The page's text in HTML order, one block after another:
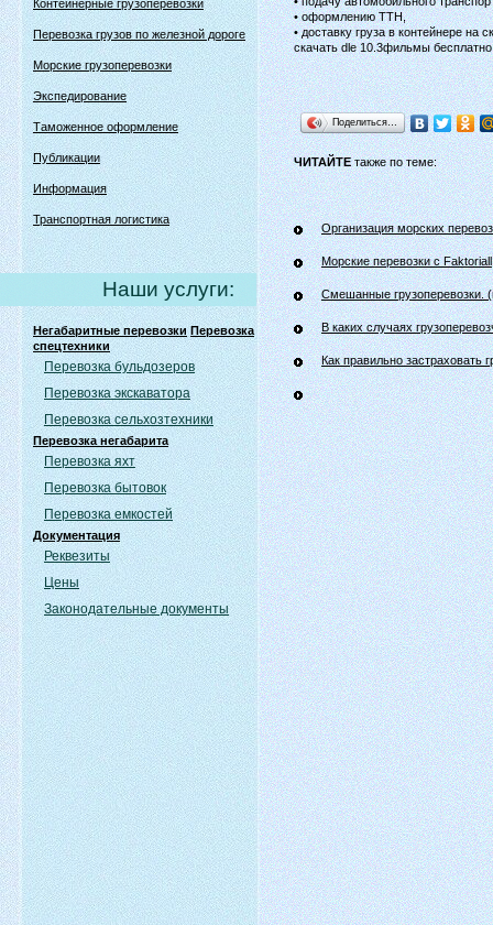
Контейнерные грузоперевозки
Перевозка грузов по железной дороге
Морские грузоперевозки
Экспедирование
Таможенное оформление
Публикации
Информация
Транспортная логистика
Наши услуги:
Негабаритные перевозки Перевозка
спецтехники
Перевозка бульдозеров
Перевозка экскаватора
Перевозка сельхозтехники
Перевозка негабарита
Перевозка яхт
Перевозка бытовок
Перевозка емкостей
Документация
Реквезиты
Цены
Законодательные документы
• оформлению ТТН,
• доставку груза в контейнере на
скачать dle 10.3фильмы бесплатно
Поделиться…
ЧИТАЙТЕтакже по теме:
Организация морских
Морские перевозки с Faktoriall
Смешанные грузоперевозки.
В каких случаях
Как правильно застраховать